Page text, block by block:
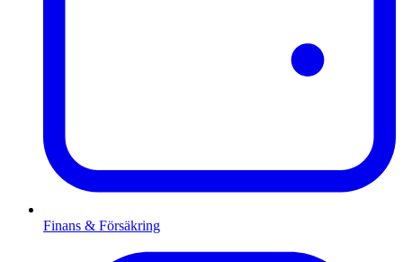
Finans & Försäkring